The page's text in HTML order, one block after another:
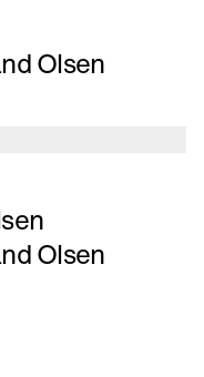
Olsen
Olsen